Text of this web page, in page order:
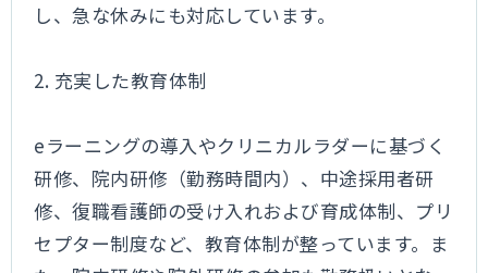
し、急な休みにも対応しています。
2. 充実した教育体制
eラーニングの導入やクリニカルラダーに基づく
研修、院内研修（勤務時間内）、中途採用者研
修、復職看護師の受け入れおよび育成体制、プリ
セプター制度など、教育体制が整っています。ま